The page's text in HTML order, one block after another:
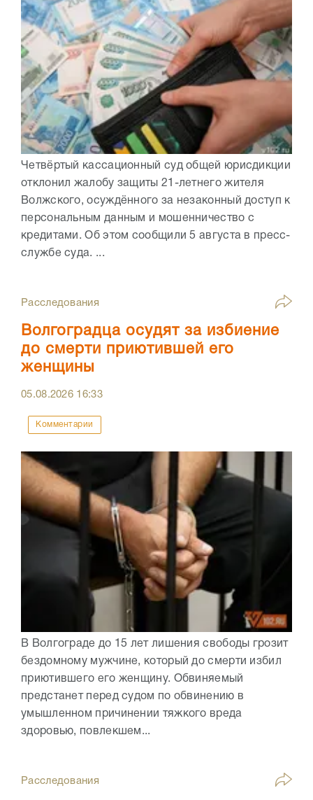
Четвёртый кассационный суд общей юрисдикции
отклонил жалобу защиты 21-летнего жителя
Волжского, осуждённого за незаконный доступ к
персональным данным и мошенничество с
кредитами. Об этом сообщили 5 августа в пресс-
службе суда. ...
Расследования
Волгоградца осудят за избиение
до смерти приютившей его
женщины
05.08.2026 16:33
Комментарии
В Волгограде до 15 лет лишения свободы грозит
бездомному мужчине, который до смерти избил
приютившего его женщину. Обвиняемый
предстанет перед судом по обвинению в
умышленном причинении тяжкого вреда
здоровью, повлекшем...
Расследования